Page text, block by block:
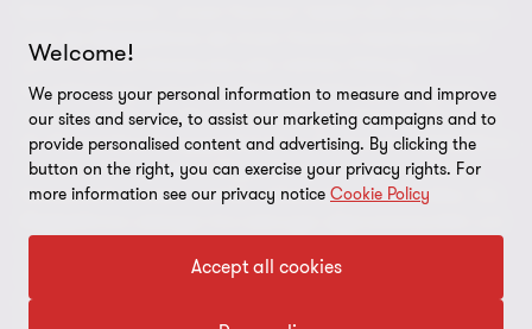
unter der Mitgliedsfirmen der Grant Thornton International Ltd
(„GTIL“), je nach Kontext eine oder mehrere, Prüfungs-,
Steuerberatungs- und andere Beratungs-leistungen (insgesamt
„Leistungen“) für ihre Mandanten erbringen. Die Grant Thornton
AG Wirtschaftsprüfungsgesellschaft ist die deutsche Mitgliedsfirma
von GTIL. GTIL und deren Mitgliedsfirmen sind keine weltweite
Partnerschaft, sondern rechtlich selbständige Gesellschaften. Die
nicht tätige Dachorganisation erbringt GTIL keine Leistungen
gegenüber Mandanten. Sämtliche Bezeichnungen richten sich an
Welcome!
We process your personal information to measure and improve
our sites and service, to assist our marketing campaigns and to
provide personalised content and advertising. By clicking the
button on the right, you can exercise your privacy rights. For
more information see our privacy notice Cookie Policy
Accept all cookies